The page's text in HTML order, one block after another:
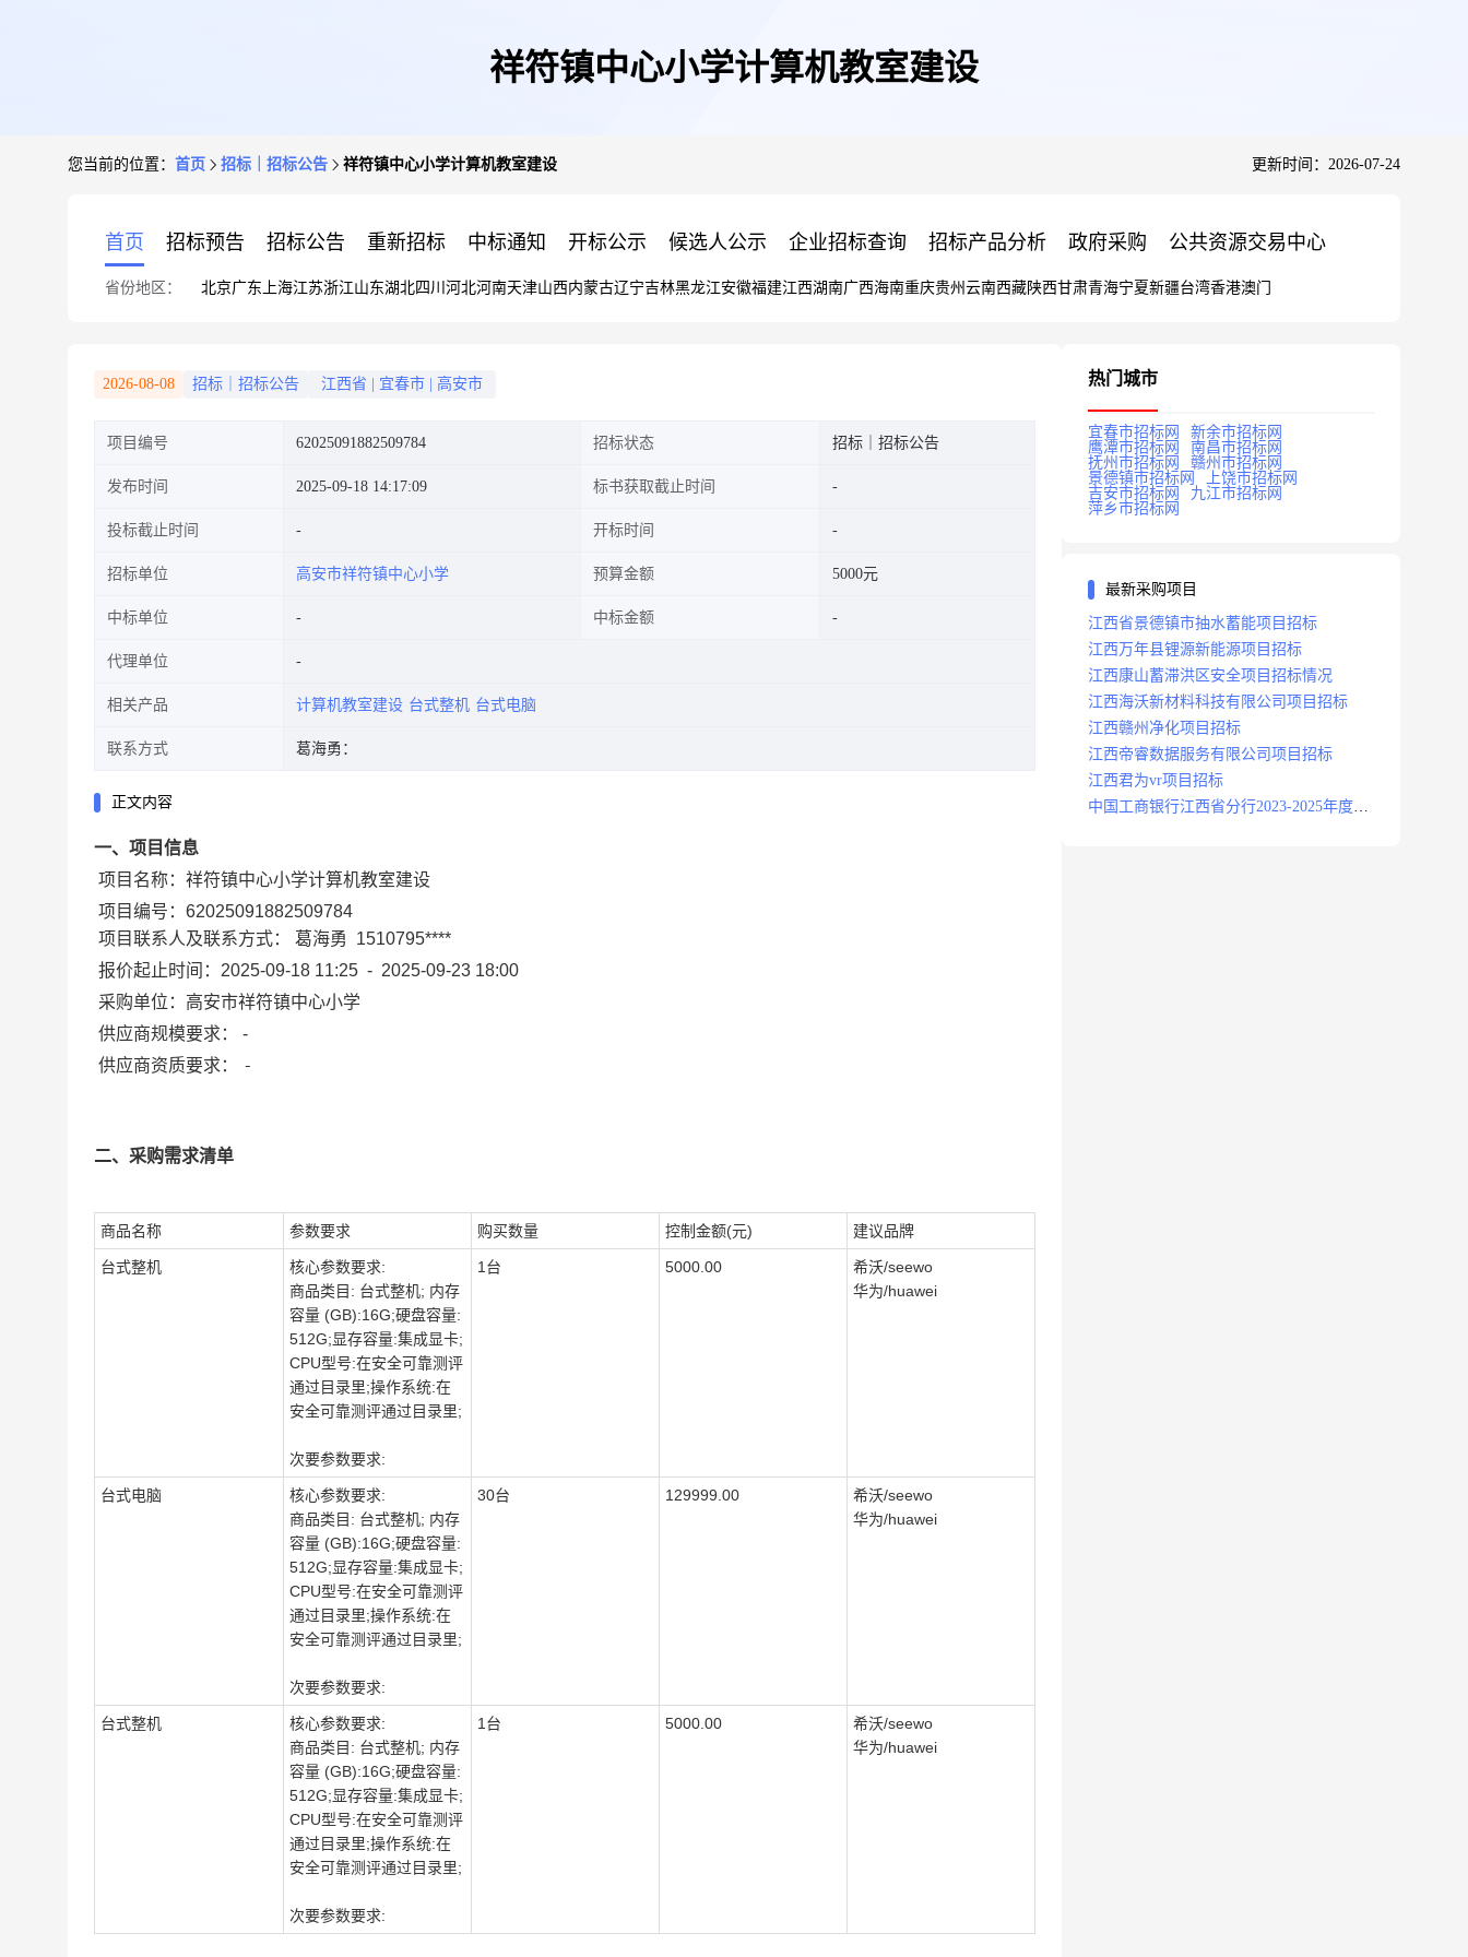
祥符镇中心小学计算机教室建设
您当前的位置： 首页 招标｜招标公告 祥符镇中心小学计算机教室建设 更新时间：2026-07-24
首页 招标预告 招标公告 重新招标 中标通知 开标公示 候选人公示 企业招标查询 招标产品分析 政府采购 公共资源交易中心
省份地区： 北京广东 上海江苏浙江山东湖北四川 河北河南天津山西内蒙古辽宁吉林黑龙江安徽福建江西湖南广西海南重庆贵州 云南西藏陕西甘肃青海宁夏新疆台湾香港澳门
2026-08-08 招标｜招标公告 江西省 宜春市 高安市
项目编号 62025091882509784 招标状态 招标｜招标公告
发布时间 2025-09-18 14:17:09 标书获取截止时间
投标截止时间 开标时间
招标单位 高安市祥符镇中心小学 预算金额 5000元
中标单位 中标金额
代理单位
相关产品 计算机教室建设 台式整机 台式电脑
联系方式 葛海勇：
正文内容
一、项目信息
项目名称： 祥符镇中心小学计算机教室建设
项目编号： 62025091882509784
项目联系人及联系方式： 葛海勇
1510795****
报价起止时间： 2025-09-18 11:25 - 2025-09-23 18:00
采购单位： 高安市祥符镇中心小学
供应商规模要求： -
供应商资质要求：
-
二、采购需求清单
商品名称 参数要求 购买数量 控制金额(元) 建议品牌
台式整机
核心参数要求:
商品类目: 台式整机; 内存
容量 (GB):16G;硬盘容量:
512G;显存容量:集成显卡;
CPU型号:在安全可靠测评
通过目录里;操作系统:在
安全可靠测评通过目录里;
次要参数要求:
1台 5000.00
希沃/seewo
华为/huawei
台式电脑
核心参数要求:
商品类目: 台式整机; 内存
容量 (GB):16G;硬盘容量:
512G;显存容量:集成显卡;
CPU型号:在安全可靠测评
通过目录里;操作系统:在
安全可靠测评通过目录里;
次要参数要求:
30台 129999.00
希沃/seewo
华为/huawei
台式整机
核心参数要求:
商品类目: 台式整机; 内存
容量 (GB):16G;硬盘容量:
512G;显存容量:集成显卡;
CPU型号:在安全可靠测评
通过目录里;操作系统:在
安全可靠测评通过目录里;
次要参数要求:
1台 5000.00
希沃/seewo
华为/huawei
热门城市
宜春市招标网
新余市招标网
鹰潭市招标网
南昌市招标网
抚州市招标网
赣州市招标网
景德镇市招标网
上饶市招标网
吉安市招标网
九江市招标网
萍乡市招标网
最新采购项目
江西省景德镇市抽水蓄能项目招标
江西万年县锂源新能源项目招标
江西康山蓄滞洪区安全项目招标情况
江西海沃新材料科技有限公司项目招标
江西赣州净化项目招标
江西帝睿数据服务有限公司项目招标
江西君为vr项目招标
中国工商银行江西省分行2023-2025年度补